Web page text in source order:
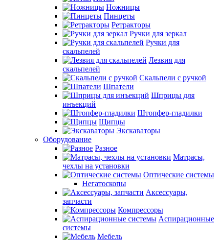
Ножницы
Пинцеты
Ретракторы
Ручки для зеркал
Ручки для
скальпелей
Лезвия для
скальпелей
Скальпели с ручкой
Шпатели
Шприцы для
инъекций
Штопфер-гладилки
Щипцы
Экскаваторы
Оборудование
Разное
Матрасы,
чехлы на установки
Оптические системы
Негатоскопы
Аксессуары,
запчасти
Компрессоры
Аспирационные
системы
Мебель